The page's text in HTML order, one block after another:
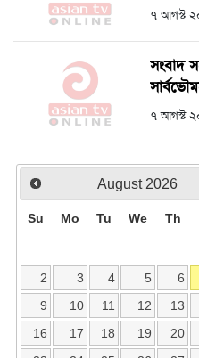
৭ আগস্ট
সংবাদ
৭ আগস্ট
August 2026
Su Mo Tu We Th
2
3 4 5 6
9
10 11 12 13
16
17 18 19 20